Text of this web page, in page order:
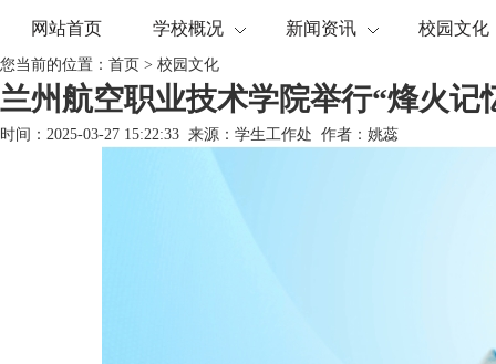
网站首页 学校概况 新闻资讯 校园文化
您当前的位置： 首页 > 校园文化
兰州航空职业技术学院举行“烽火记
时间：2025-03-27 15:22:33 来源：学生工作处 作者：姚蕊